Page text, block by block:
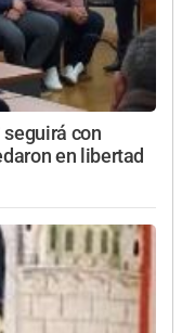
seguirá con
en libertad